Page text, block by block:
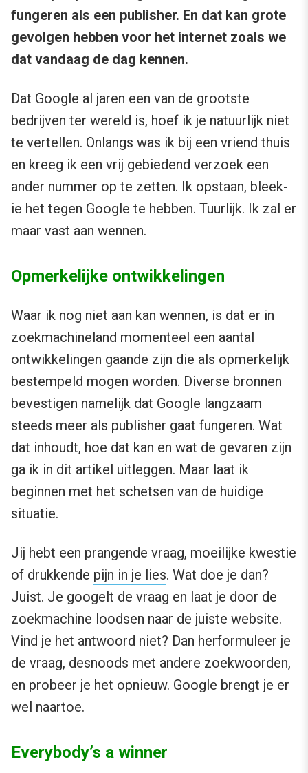
fungeren als een publisher. En dat kan grote
gevolgen hebben voor het internet zoals we
dat vandaag de dag kennen.
Dat Google al jaren een van de grootste
bedrijven ter wereld is, hoef ik je natuurlijk niet
te vertellen. Onlangs was ik bij een vriend thuis
en kreeg ik een vrij gebiedend verzoek een
ander nummer op te zetten. Ik opstaan, bleek-
ie het tegen Google te hebben. Tuurlijk. Ik zal er
maar vast aan wennen.
Opmerkelijke ontwikkelingen
Waar ik nog niet aan kan wennen, is dat er in
zoekmachineland momenteel een aantal
ontwikkelingen gaande zijn die als opmerkelijk
bestempeld mogen worden. Diverse bronnen
bevestigen namelijk dat Google langzaam
steeds meer als publisher gaat fungeren. Wat
dat inhoudt, hoe dat kan en wat de gevaren zijn
ga ik in dit artikel uitleggen. Maar laat ik
beginnen met het schetsen van de huidige
situatie.
Jij hebt een prangende vraag, moeilijke kwestie
of drukkende pijn in je lies. Wat doe je dan?
Juist. Je googelt de vraag en laat je door de
zoekmachine loodsen naar de juiste website.
Vind je het antwoord niet? Dan herformuleer je
de vraag, desnoods met andere zoekwoorden,
en probeer je het opnieuw. Google brengt je er
wel naartoe.
Everybody’s a winner